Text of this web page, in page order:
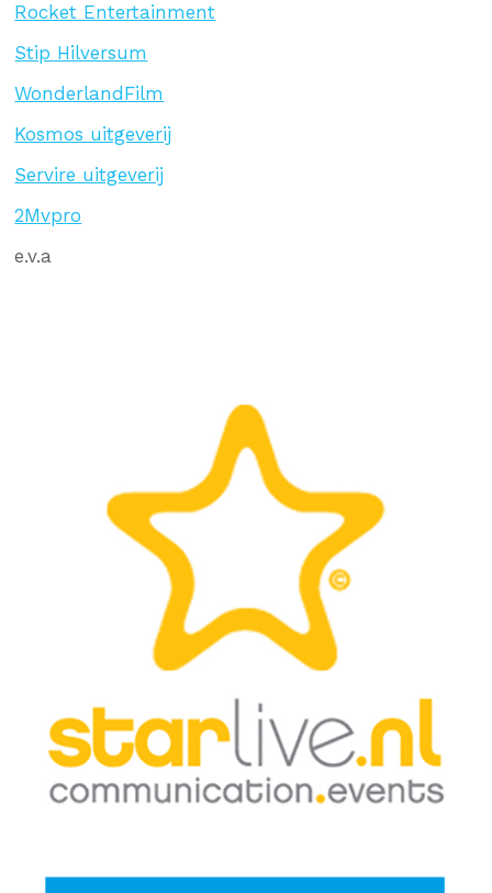
Rocket Entertainment
Stip Hilversum
WonderlandFilm
Kosmos uitgeverij
Servire uitgeverij
2Mvpro
e.v.a